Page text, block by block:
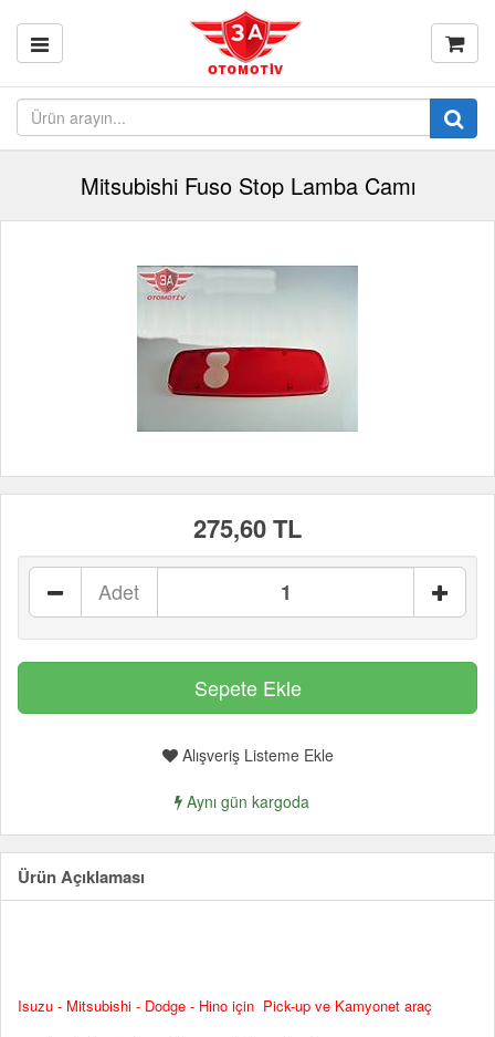
Mitsubishi Fuso Stop Lamba Camı
275,60 TL
Adet
Alışveriş Listeme Ekle
Aynı gün kargoda
Ürün Açıklaması
Isuzu - Mitsubishi - Dodge - Hino için Pick-up ve Kamyonet araç